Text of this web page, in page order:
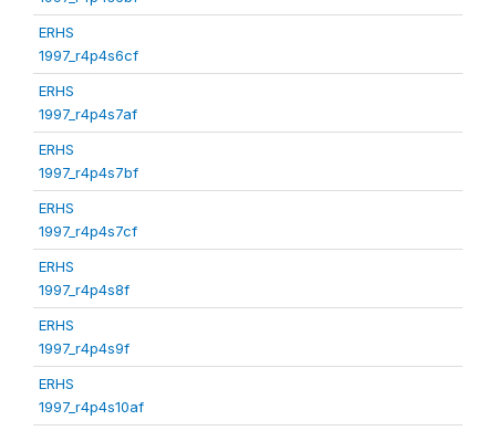
ERHS
1997_r4p4s6cf
ERHS
1997_r4p4s7af
ERHS
1997_r4p4s7bf
ERHS
1997_r4p4s7cf
ERHS
1997_r4p4s8f
ERHS
1997_r4p4s9f
ERHS
1997_r4p4s10af